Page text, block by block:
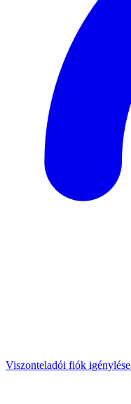
Viszonteladói fiók igénylése